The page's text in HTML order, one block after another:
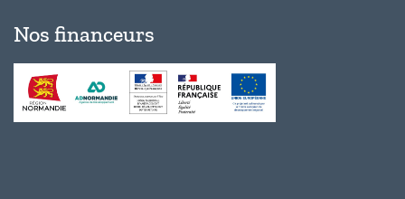
Nos financeurs